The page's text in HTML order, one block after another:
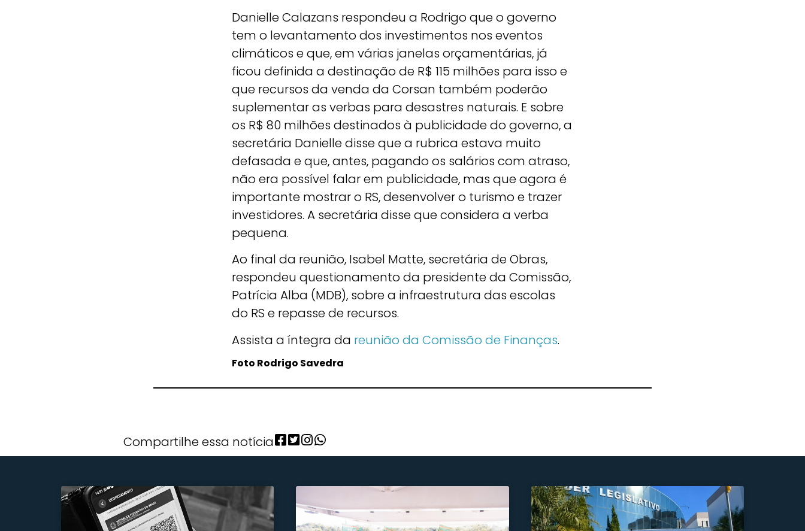
Danielle Calazans respondeu a Rodrigo que o governo
tem o levantamento dos investimentos nos eventos
climáticos e que, em várias janelas orçamentárias, já
ficou definida a destinação de R$ 115 milhões para isso e
que recursos da venda da Corsan também poderão
suplementar as verbas para desastres naturais. E sobre
os R$ 80 milhões destinados à publicidade do governo, a
secretária Danielle disse que a rubrica estava muito
defasada e que, antes, pagando os salários com atraso,
não era possível falar em publicidade, mas que agora é
importante mostrar o RS, desenvolver o turismo e trazer
investidores. A secretária disse que considera a verba
pequena.
Ao final da reunião, Isabel Matte, secretária de Obras,
respondeu questionamento da presidente da Comissão,
Patrícia Alba (MDB), sobre a infraestrutura das escolas
do RS e repasse de recursos.
Assista a íntegra da reunião da Comissão de Finanças.
Foto Rodrigo Savedra
Compartilhe essa notícia